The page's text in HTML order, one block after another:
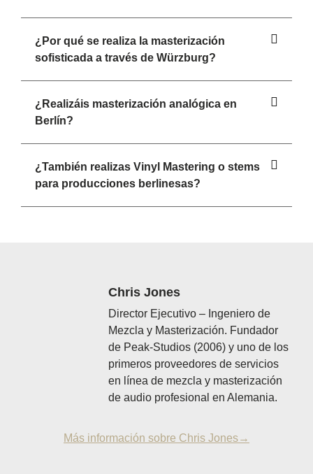
¿Por qué se realiza la masterización
sofisticada a través de Würzburg?
¿Realizáis masterización analógica en
Berlín?
¿También realizas Vinyl Mastering o stems
para producciones berlinesas?
Chris Jones
Director Ejecutivo – Ingeniero de
Mezcla y Masterización. Fundador
de Peak-Studios (2006) y uno de los
primeros proveedores de servicios
en línea de mezcla y masterización
de audio profesional en Alemania.
Más información sobre Chris Jones→